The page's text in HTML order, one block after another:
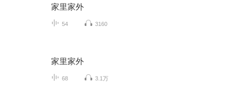
家里家外
54 3160
家里家外
68 3.1万